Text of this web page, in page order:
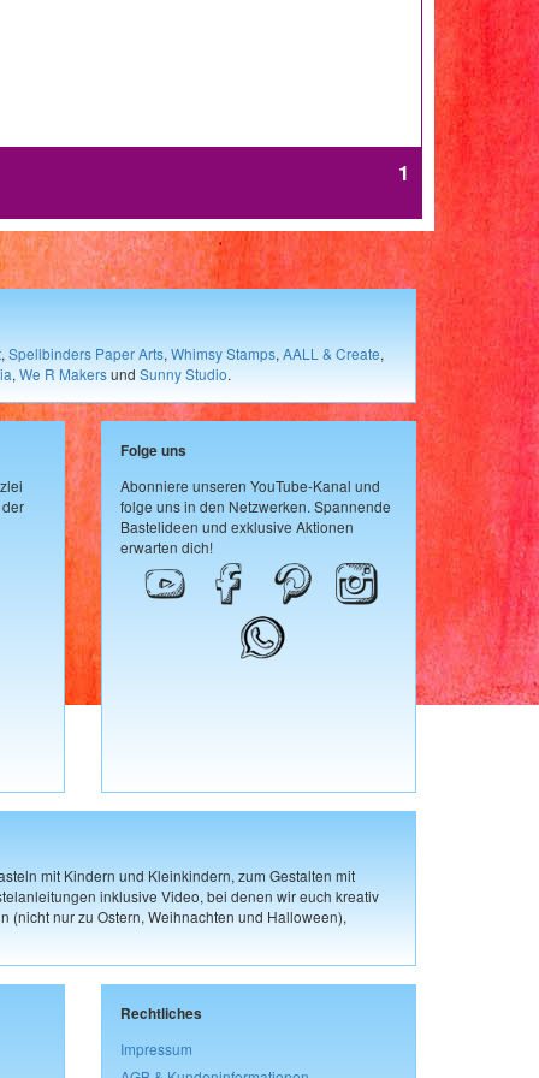
1
, Spellbinders Paper Arts, Whimsy Stamps, AALL & Create,
, We R Makersund Sunny Studio.
Folge uns
Abonniere unseren YouTube-Kanal und
folge uns in den Netzwerken. Spannende
Bastelideen und exklusive Aktionen
erwarten dich!
mit Kindern und Kleinkindern, zum Gestalten mit
inklusive Video, bei denen wir euch kreativ
(nicht nur zu Ostern, Weihnachten und Halloween),
Rechtliches
Impressum